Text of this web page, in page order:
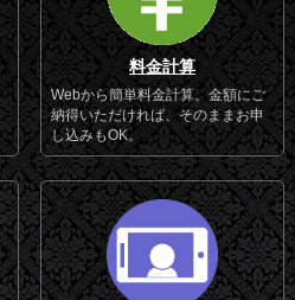
料金計算
Webから簡単料金計算。金額にご
納得いただければ、そのままお申
し込みもOK。